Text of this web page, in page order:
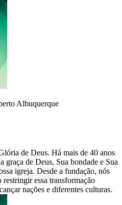
Albuquerque
de Deus. Há mais de 40 anos
graça de Deus, Sua bondade e Sua
igreja. Desde a fundação, nós
essa transformação
nações e diferentes culturas.